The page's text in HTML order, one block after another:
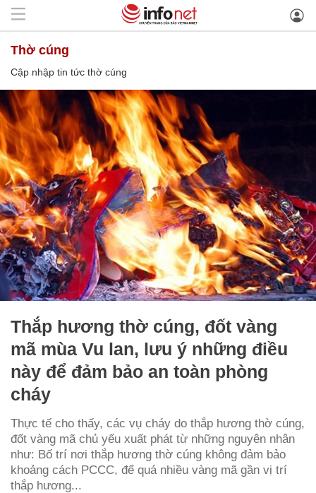
thờ cúng
Cập nhập tin tức thờ cúng
Thắp hương thờ cúng, đốt vàng
mã mùa Vu lan, lưu ý những điều
này để đảm bảo an toàn phòng
cháy
Thực tế cho thấy, các vụ cháy do thắp hương thờ cúng,
đốt vàng mã chủ yếu xuất phát từ những nguyên nhân
như: Bố trí nơi thắp hương thờ cúng không đảm bảo
khoảng cách PCCC, để quá nhiều vàng mã gần vị trí
thắp hương...